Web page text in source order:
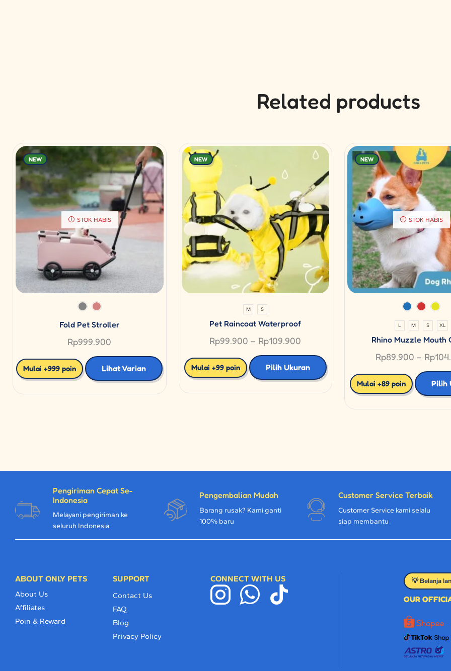
Related products
NEW
STOK HABIS
Fold Pet Stroller
Rp999.900
Mulai +999 poin Lihat Varian
NEW
M S
Pet Raincoat Waterproof
Rp99.900 – Rp109.900
Mulai +99 poin Pilih Ukuran
NEW
STOK HABIS
L M S XL
Rhino Muzzle Mouth
Rp89.900 – Rp
Mulai +89 poin Pilih
Pengiriman Cepat Se-
Indonesia
Melayani pengiriman ke
seluruh Indonesia
Pengembalian Mudah
Barang rusak? Kami ganti
100% baru
Customer Service Terbaik
Customer Service kami selalu
siap membantu
ABOUT ONLY PETS
About Us
Affiliates
Poin & Reward
SUPPORT
Contact Us
FAQ
Blog
Privacy Policy
CONNECT WITH US 💡 Belanja
OUR